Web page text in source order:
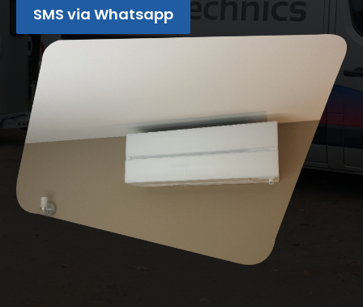
SMS via Whatsapp